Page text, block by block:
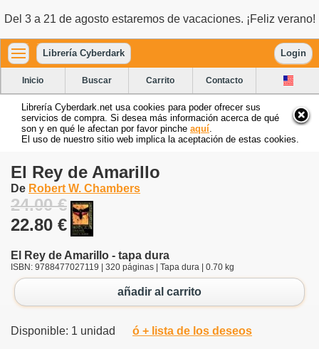
Del 3 a 21 de agosto estaremos de vacaciones. ¡Feliz verano!
Librería Cyberdark Login
Inicio Buscar Carrito Contacto
Librería Cyberdark.net usa cookies para poder ofrecer sus
servicios de compra. Si desea más información acerca de qué
son y en qué le afectan por favor pinche aquí
El uso de nuestro sitio web implica la aceptación de estas cookies.
El Rey de Amarillo
De Robert W. Chambers
24.00 €
22.80 €
El Rey de Amarillo - tapa dura
ISBN: 9788477027119 | 320 páginas | Tapa dura | 0.70 kg
añadir al carrito
Disponible: 1 unidad ó + lista de los deseos